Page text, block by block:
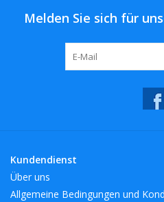
Melden Sie sich für
Kundendienst
Über uns
Allgemeine Bedingungen und